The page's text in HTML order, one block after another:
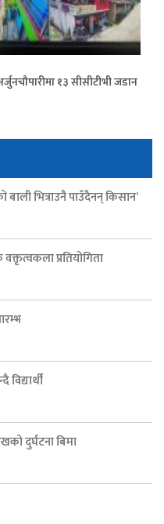
१३ सीसीटीभी जडान
भित्राउनै पाउँदैनन् किसान’
प्रतियोगिता
दुर्घटना बिमा